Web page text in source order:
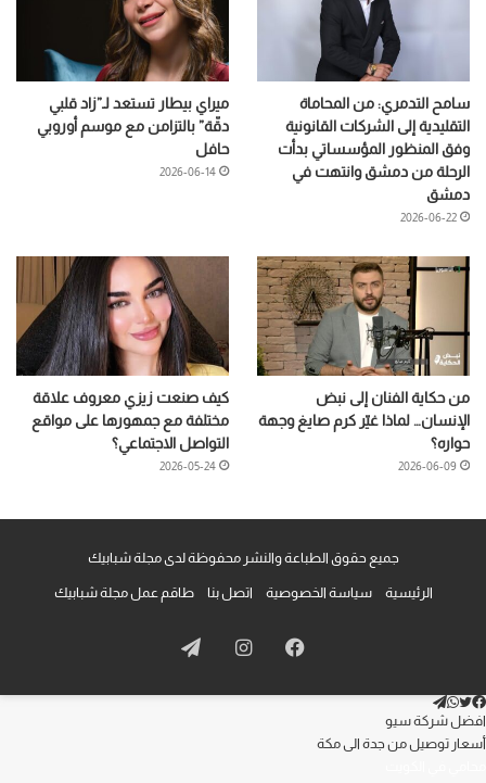
سامح التدمري: من المحاماة
التقليدية إلى الشركات القانونية
وفق المنظور المؤسساتي بدأت
الرحلة من دمشق وانتهت في
دمشق
2026-06-22
ميراي بيطار تستعد لـ”زاد قلبي
دقّة” بالتزامن مع موسم أوروبي
حافل
2026-06-14
من حكاية الفنان إلى نبض
الإنسان… لماذا غيّر كرم صايغ وجهة
حواره؟
2026-06-09
كيف صنعت زيزي معروف علاقة
مختلفة مع جمهورها على مواقع
التواصل الاجتماعي؟
2026-05-24
جميع حقوق الطباعة والنشر محفوظة لدى مجلة شبابيك
الرئيسية سياسة الخصوصية اتصل بنا طاقم عمل مجلة شبابيك
فيسبوكانستقرامتيلقرام
فيسبوك
تويتر
واتساب
تيلقرام
افضل شركة سيو
أسعار توصيل من جدة الى مكة